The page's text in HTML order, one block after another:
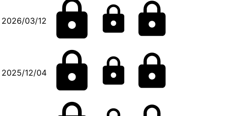
2026/03/12
2025/12/04